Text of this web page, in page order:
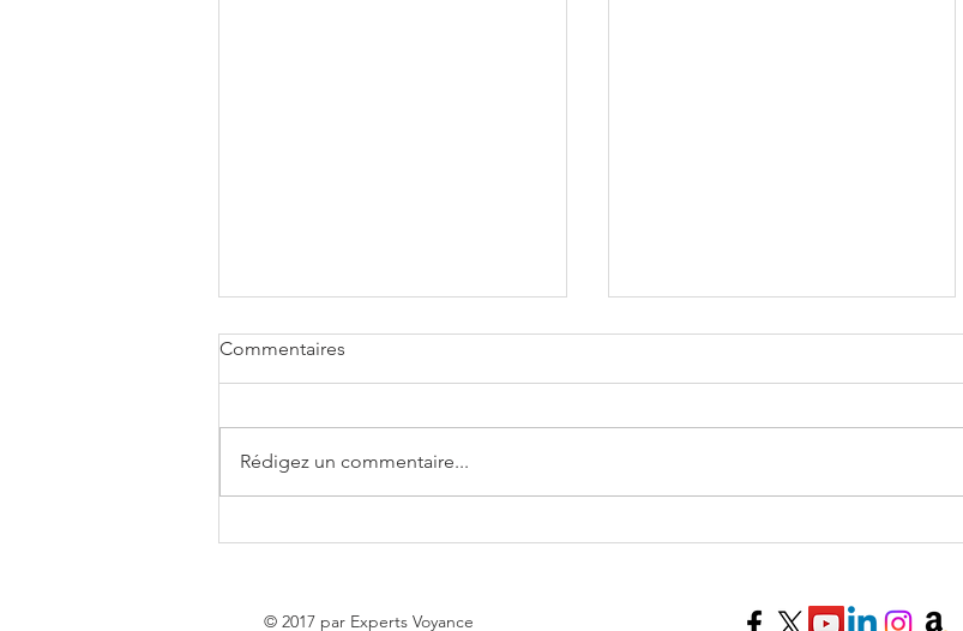
Experts Voyance
Correspondances Tarot &
Commentaires
Rédigez un commentaire...
© 2017 par Experts Voyance